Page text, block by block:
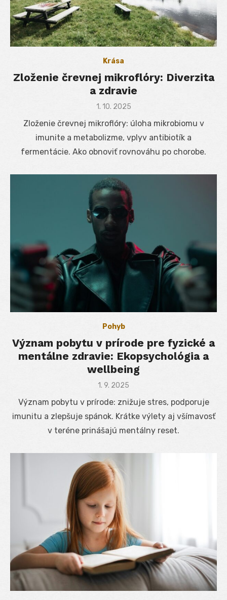
Krása
Zloženie črevnej mikroflóry: Diverzita
a zdravie
Posted
1. 10. 2025
Zloženie črevnej mikroflóry: úloha mikrobiomu v
imunite a metabolizme, vplyv antibiotík a
fermentácie. Ako obnoviť rovnováhu po chorobe.
Pohyb
Význam pobytu v prírode pre fyzické a
mentálne zdravie: Ekopsychológia a
wellbeing
Posted
1. 9. 2025
Význam pobytu v prírode: znižuje stres, podporuje
imunitu a zlepšuje spánok. Krátke výlety aj všímavosť
v teréne prinášajú mentálny reset.